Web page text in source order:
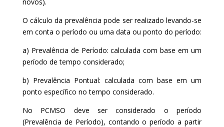
O cálculo da prevalência pode ser realizado levando-se
em conta o período ou uma data ou ponto do período:
a) Prevalência de Período: calculada com base em um
período de tempo considerado;
b) Prevalência Pontual: calculada com base em um
ponto específico no tempo considerado.
No PCMSO deve ser considerado o período
(Prevalência de Período), contando o período a partir